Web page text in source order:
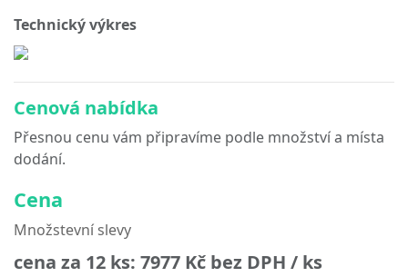
Technický výkres
Cenová nabídka
Přesnou cenu vám připravíme podle množství a místa
dodání.
Cena
Množstevní slevy
cena za 12 ks: 7977 Kč bez DPH / ks